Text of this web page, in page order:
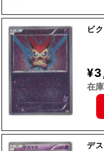
ビ
在
デ